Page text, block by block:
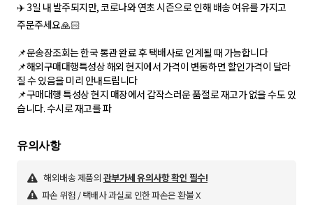
✈️ 3일 내 발주되지만, 코로나와 연초 시즌으로 인해 배송 여유를 가지고
주문주세요🙏🏻
📌운송장조회는 한국 통관 완료 후 택배사로 인계될 때 가능합니다
📌해외구매대행특성상 해외 현지에서 가격이 변동하면 할인가격이 달라
질 수 있음을 미리 안내드립니다
📌구매대행 특성상 현지 매장에서 갑작스러운 품절로 재고가 없을 수도 있
습니다. 수시로 재고를 파
유의사항
해외배송 제품의 관부가세 유의사항 확인 필수!
파손 위험 / 택배사 과실로 인한 파손은 환불 X